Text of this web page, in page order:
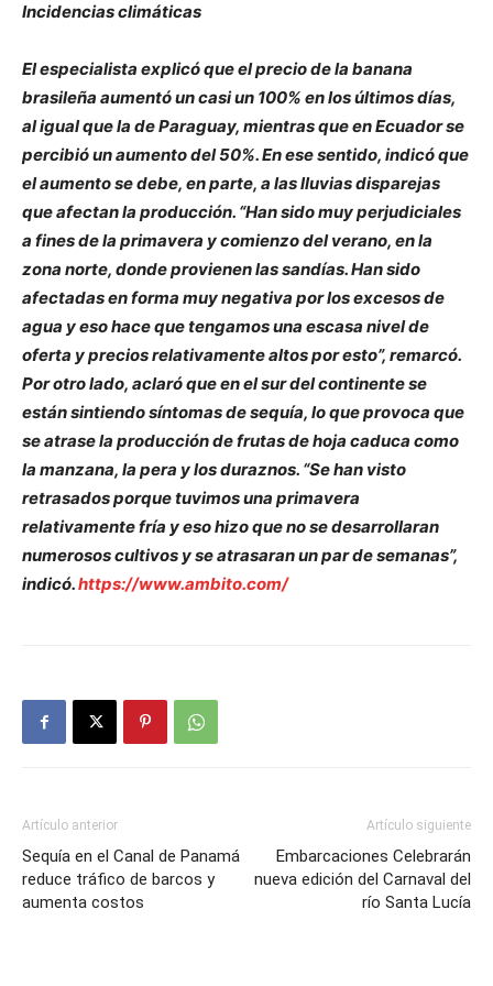
Incidencias climáticas
El especialista explicó que el precio de la banana
brasileña aumentó un casi un 100% en los últimos días,
al igual que la de Paraguay, mientras que en Ecuador se
percibió un aumento del 50%. En ese sentido, indicó que
el aumento se debe, en parte, a las lluvias disparejas
que afectan la producción. “Han sido muy perjudiciales
a fines de la primavera y comienzo del verano, en la
zona norte, donde provienen las sandías. Han sido
afectadas en forma muy negativa por los excesos de
agua y eso hace que tengamos una escasa nivel de
oferta y precios relativamente altos por esto”, remarcó.
Por otro lado, aclaró que en el sur del continente se
están sintiendo síntomas de sequía, lo que provoca que
se atrase la producción de frutas de hoja caduca como
la manzana, la pera y los duraznos. “Se han visto
retrasados porque tuvimos una primavera
relativamente fría y eso hizo que no se desarrollaran
numerosos cultivos y se atrasaran un par de semanas”,
indicó.https://www.ambito.com/
Artículo anterior
Sequía en el Canal de Panamá
reduce tráfico de barcos y
aumenta costos
Artículo siguiente
Embarcaciones Celebrarán
nueva edición del Carnaval del
río Santa Lucía